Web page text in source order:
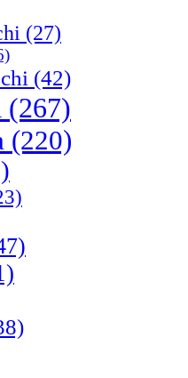
(27)
(42)
(267)
(220)